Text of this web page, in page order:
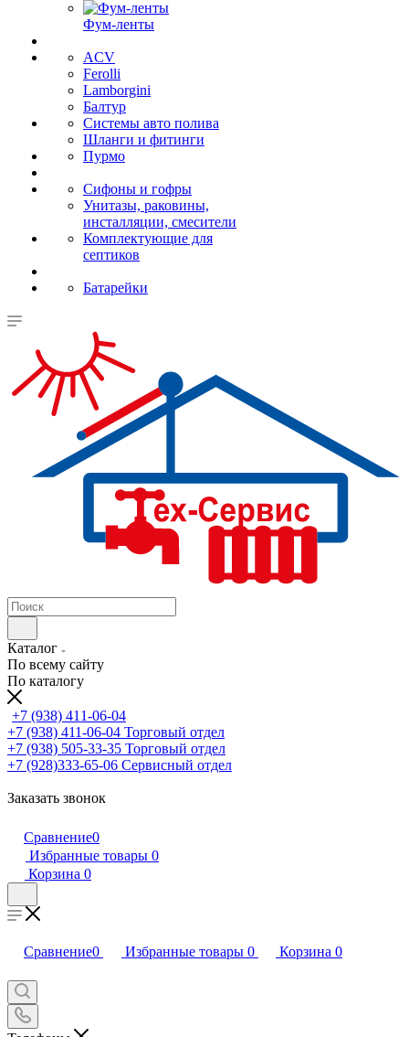
Фум-ленты
ACV
Ferolli
Lamborgini
Балтур
Системы авто полива
Шланги и фитинги
Пурмо
Сифоны и гофры
Унитазы, раковины,
инсталляции, смесители
Комплектующие для
септиков
Батарейки
Каталог
По всему сайту
По каталогу
+7 (938) 411-06-04
+7 (938) 411-06-04 Торговый отдел
+7 (938) 505-33-35 Торговый отдел
+7 (928)333-65-06 Сервисный отдел
Заказать звонок
Сравнение0
Избранные товары 0
Корзина 0
Сравнение0 Избранные товары 0 Корзина 0